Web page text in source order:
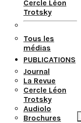
Cercle Léon
Trotsky
Tous les
médias
PUBLICATIONS
Journal
La Revue
Cercle Léon
Trotsky
Audiolo
Brochures